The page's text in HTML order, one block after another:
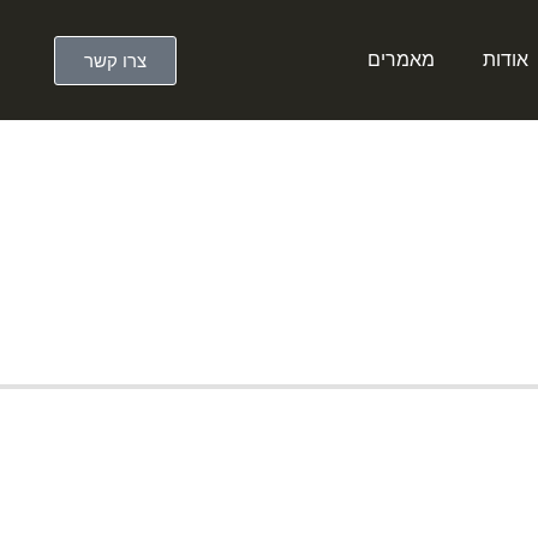
אודות מאמרים צרו קשר